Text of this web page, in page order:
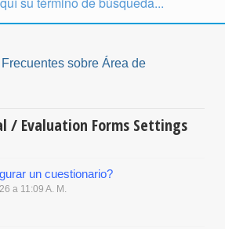
sobre Área de
/ Evaluation Forms Settings
un cuestionario?
a 11:09 A. M.